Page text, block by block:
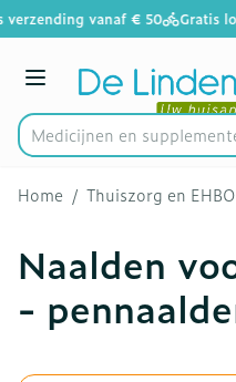
Ga naar de inhoud
1 van 1vanaf € 50 Gratis
Menu
Product, merk,
Medici
Home / Thuiszorg en EHBO
Naalden
-